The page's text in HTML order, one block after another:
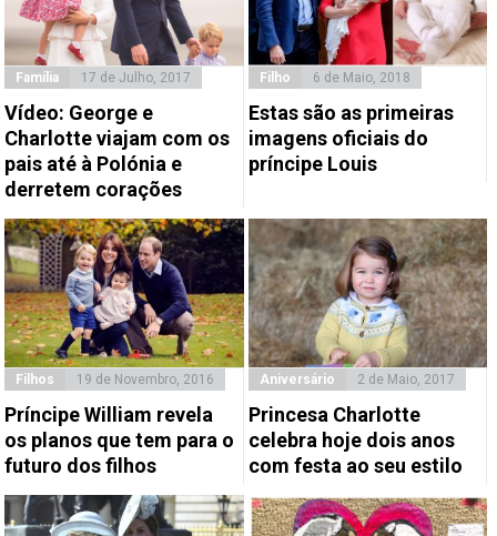
Família 17 de Julho, 2017
Vídeo: George e
Charlotte viajam com os
pais até à Polónia e
derretem corações
Filho 6 de Maio, 2018
Estas são as primeiras
imagens oficiais do
príncipe Louis
Filhos 19 de Novembro, 2016
Príncipe William revela
os planos que tem para o
futuro dos filhos
Aniversário 2 de Maio, 2017
Princesa Charlotte
celebra hoje dois anos
com festa ao seu estilo